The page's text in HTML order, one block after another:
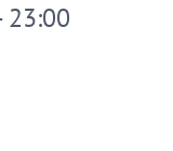
23:00